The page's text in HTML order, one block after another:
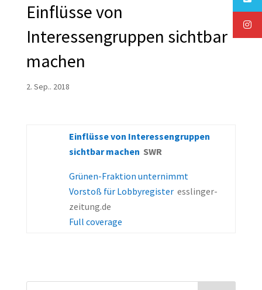
Einflüsse von
Interessengruppen sichtbar
machen
2. Sep.. 2018
Einflüsse von Interessengruppen
sichtbar machen SWR
Grünen-Fraktion unternimmt
Vorstoß für Lobbyregister esslinger-
zeitung.de
Full coverage